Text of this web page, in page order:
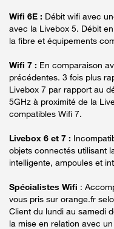
Wifi 6E : Débit wifi avec
avec la Livebox 5. Débit
la fibre et équipements
Wifi 7 : En comparaison
précédentes. 3 fois plus
Livebox 7 par rapport au
5GHz à proximité de la
compatibles Wifi 7.
Livebox 6 et 7 :
objets connectés utilisant
intelligente, ampoules et
Spécialistes Wifi :
vous pris sur orange.fr
Client du lundi au samedi
la mise en relation avec